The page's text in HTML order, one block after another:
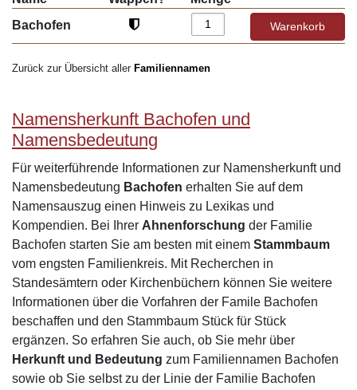
Bachofen
Zurück zur Übersicht aller Familiennamen
Namensherkunft Bachofen und
Namensbedeutung
Für weiterführende Informationen zur Namensherkunft und
Namensbedeutung Bachofen erhalten Sie auf dem
Namensauszug einen Hinweis zu Lexikas und
Kompendien. Bei Ihrer Ahnenforschung der Familie
Bachofen starten Sie am besten mit einem Stammbaum
vom engsten Familienkreis. Mit Recherchen in
Standesämtern oder Kirchenbüchern können Sie weitere
Informationen über die Vorfahren der Famile Bachofen
beschaffen und den Stammbaum Stück für Stück
ergänzen. So erfahren Sie auch, ob Sie mehr über
Herkunft und Bedeutung zum Familiennamen Bachofen
sowie ob Sie selbst zu der Linie der Familie Bachofen